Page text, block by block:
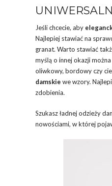
Jeśli chcecie, aby
Najlepiej stawiać na
granat. Warto stawiać
myślą o innej okazji
oliwkowy, bordowy czy
damskie we wzory.
zdobienia.
Szukasz ładnej odzieży
nowościami, w której